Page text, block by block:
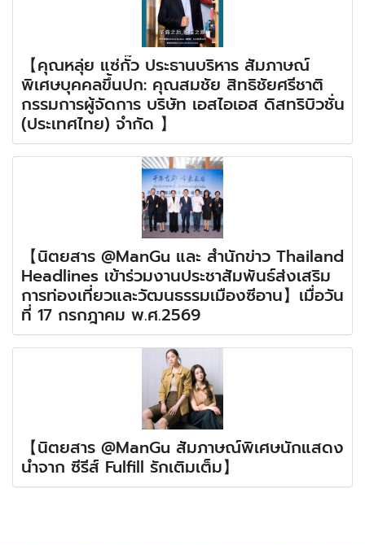
【คุณหลุ่ย แซ่กั๊ว ประธานบริหาร สัมภาษณ์
พิเศษบุคคลขึ้นปก: คุณสมชัย สิทธิชัยศรีชาติ
กรรมการผู้จัดการ บริษัท เอสไอเอส ดิสทริบิวชั่น
(ประเทศไทย) จำกัด 】
【นิตยสาร @ManGu และ สำนักข่าว Thailand
Headlines เข้าร่วมงานประชาสัมพันธ์ส่งเสริม
การท่องเที่ยวและวัฒนธรรมเมืองซีอาน】เมื่อวัน
ที่ 17 กรกฎาคม พ.ศ.2569
【นิตยสาร @ManGu สัมภาษณ์พิเศษนักแสดง
นำจาก ซีรีส์ Fulfill รักเติมเต็ม】